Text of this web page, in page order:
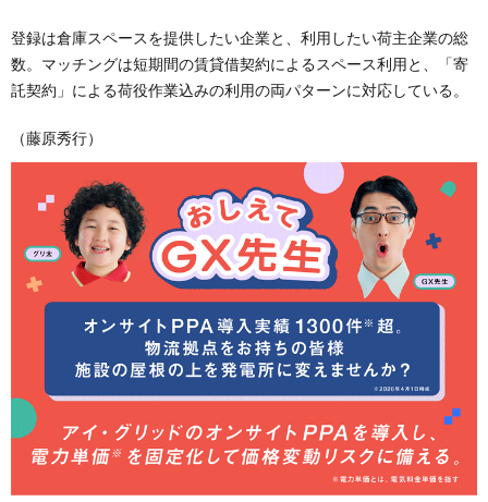
登録は倉庫スペースを提供したい企業と、利用したい荷主企業の総
数。マッチングは短期間の賃貸借契約によるスペース利用と、「寄
託契約」による荷役作業込みの利用の両パターンに対応している。
（藤原秀行）